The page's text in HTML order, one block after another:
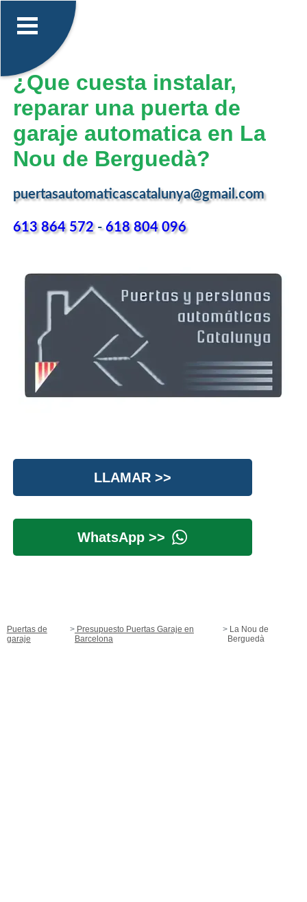
¿Que cuesta instalar,
reparar una puerta de
garaje automatica en La
Nou de Berguedà?
puertasautomaticascatalunya@gmail.com
613 864 572-618 804 096
LLAMAR >>
WhatsApp >>
Puertas de
garaje
Presupuesto Puertas Garaje en
Barcelona
La Nou de
Berguedà